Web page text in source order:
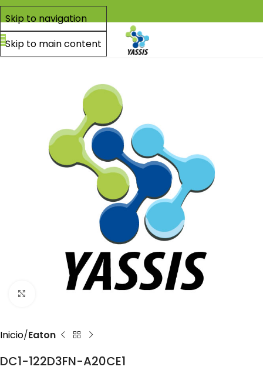
Skip to navigation
Skip to main content
Click to enlarge
Inicio Eaton
DC1-122D3FN-A20CE1